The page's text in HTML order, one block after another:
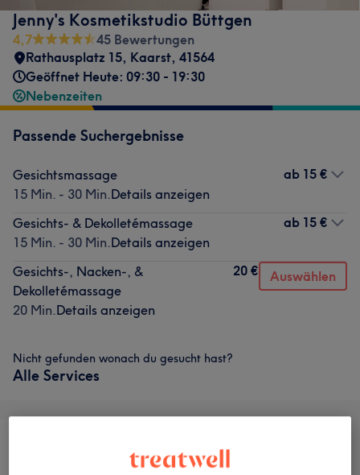
Jenny's Kosmetikstudio Büttgen
4,7
45 Bewertungen
Rathausplatz 15, Kaarst, 41564
Geöffnet Heute: 09:30 - 19:30
Nebenzeiten
Passende Suchergebnisse
Gesichtsmassage
15 Min. - 30 Min.Details anzeigen
ab 15 €
Gesichts- & Dekolletémassage
15 Min. - 30 Min.Details anzeigen
ab 15 €
Gesichts-, Nacken-, &
Dekolletémassage
20 Min.Details anzeigen
20 € Auswählen
Nicht gefunden wonach du gesucht hast?
Alle Services
Gesicht